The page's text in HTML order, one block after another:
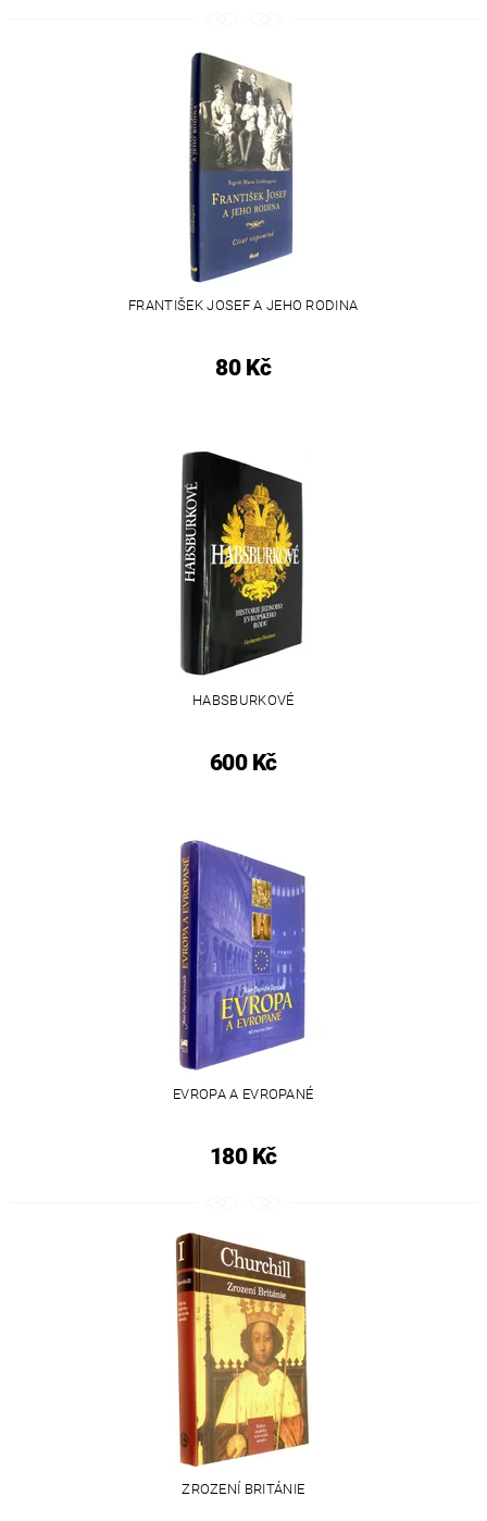
FRANTIŠEK JOSEF A JEHO RODINA
80 Kč
HABSBURKOVÉ
600 Kč
EVROPA A EVROPANÉ
180 Kč
ZROZENÍ BRITÁNIE